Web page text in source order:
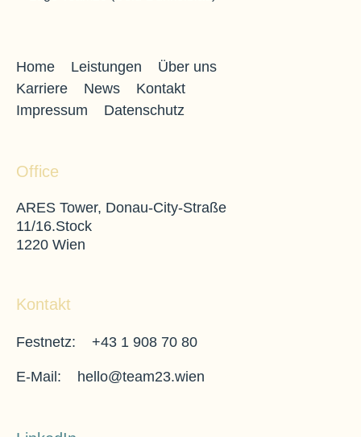
Home Leistungen
Über uns
Karriere
News
Kontakt
Impressum
Datenschutz
Office
ARES Tower, Donau-City-Straße
11/16.Stock
1220 Wien
Kontakt
Festnetz: +43 1 908 70 80
E-Mail: hello@team23.wien